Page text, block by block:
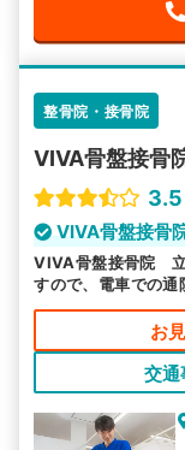
整骨院・接骨院
VIVA骨盤接
3.5
VIVA骨盤接骨
VIVA骨盤接骨院 立
すので、電車での通
お
交通